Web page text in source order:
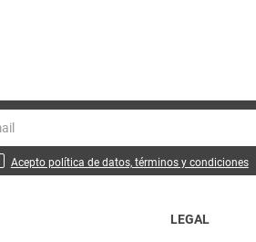
Acepto política de datos, términos y condiciones
LEGAL